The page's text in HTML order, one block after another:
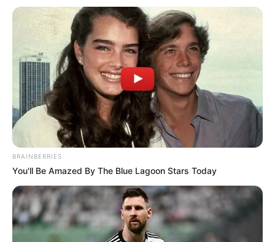
Nama Lengkap: Poppy Gabriella Drayton
Nama Panggung: Poppy Drayton
Nama Panggilan: Poppy
Tempat Tanggal Lahir: Surrey, Inggris, 7 Juni 1991
Kewarganegaraan: British
Pendidikan: Arts Educational School di Chiswick
Agama: Krsiten
Tinggi Badan: 168 cm
Orang Tua: –
Saudara:
Pacar: –
BRAINBERRIES
You'll Be Amazed By The Blue Lagoon Stars Today